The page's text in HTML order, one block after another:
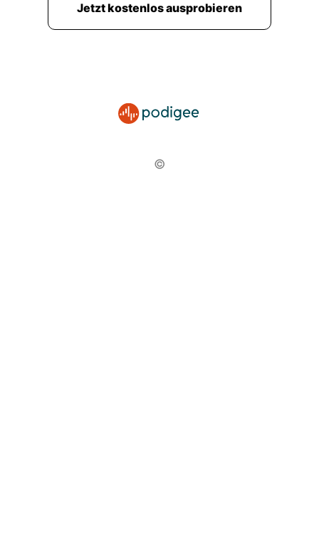
Jetzt kostenlos ausprobieren
©